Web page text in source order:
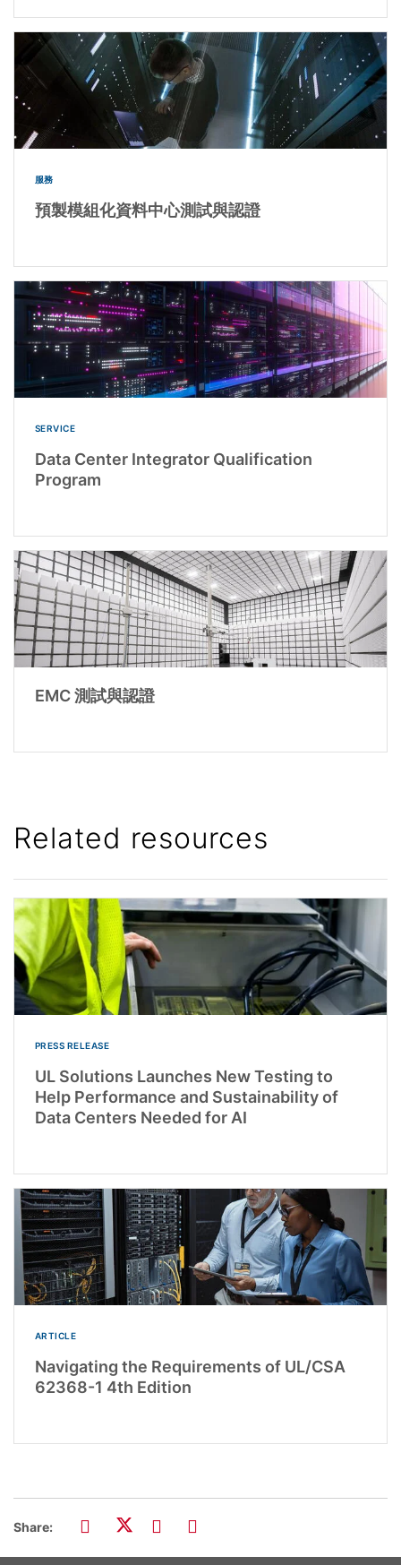
服務
預製模組化資料中心測試與認證
SERVICE
Data Center Integrator Qualification
Program
EMC 測試與認證
Related resources
PRESS RELEASE
UL Solutions Launches New Testing to
Help Performance and Sustainability of
Data Centers Needed for AI
ARTICLE
Navigating the Requirements of UL/CSA
62368-1 4th Edition
Share: